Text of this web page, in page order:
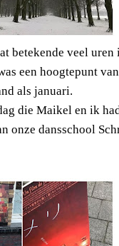
betekende veel uren
een hoogtepunt
als januari.
die Maikel en ik
onze dansschool